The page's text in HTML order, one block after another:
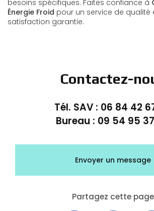
besoins spécifiques. Faites confiance à
Énergie Froid pour un service de qualité
satisfaction garantie.
Contactez-
Tél. SAV : 06 84 42
Bureau : 09 54 95
Envoyer un message
Partagez cette page